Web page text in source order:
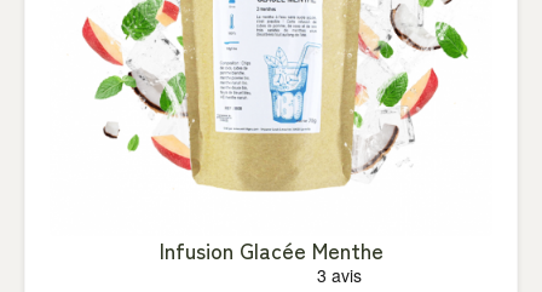
Infusion Glacée Menthe